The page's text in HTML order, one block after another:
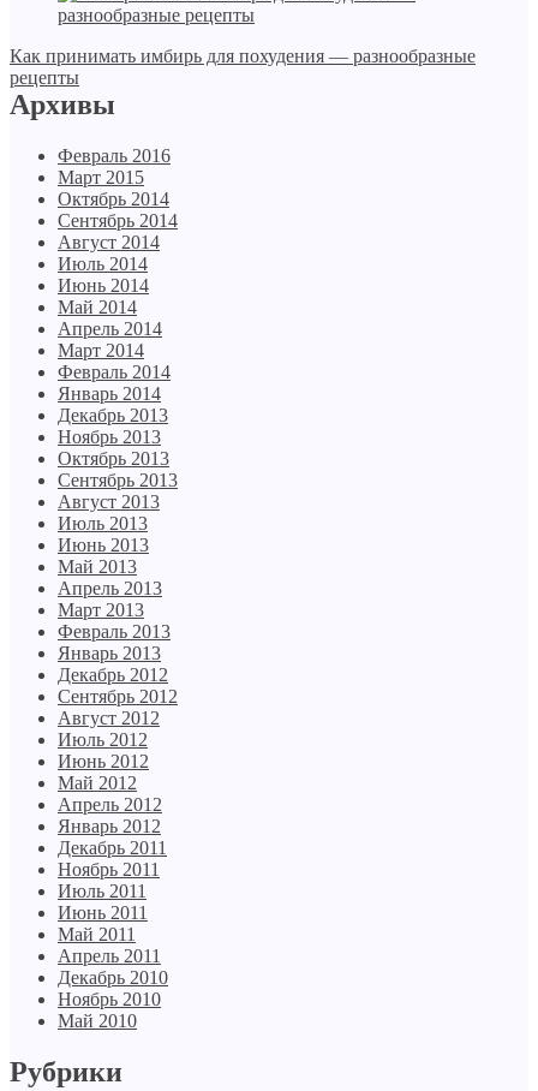
Как принимать имбирь для похудения — разнообразные
рецепты
Архивы
Февраль 2016
Март 2015
Октябрь 2014
Сентябрь 2014
Август 2014
Июль 2014
Июнь 2014
Май 2014
Апрель 2014
Март 2014
Февраль 2014
Январь 2014
Декабрь 2013
Ноябрь 2013
Октябрь 2013
Сентябрь 2013
Август 2013
Июль 2013
Июнь 2013
Май 2013
Апрель 2013
Март 2013
Февраль 2013
Январь 2013
Декабрь 2012
Сентябрь 2012
Август 2012
Июль 2012
Июнь 2012
Май 2012
Апрель 2012
Январь 2012
Декабрь 2011
Ноябрь 2011
Июль 2011
Июнь 2011
Май 2011
Апрель 2011
Декабрь 2010
Ноябрь 2010
Май 2010
Рубрики